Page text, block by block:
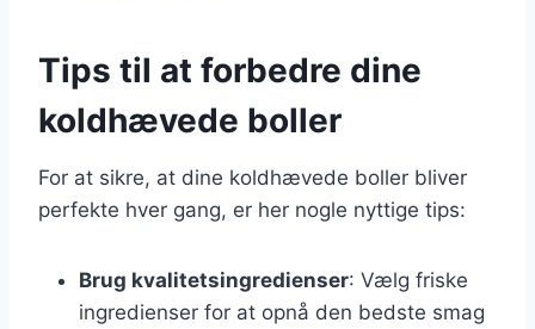
Tips til at forbedre dine
koldhævede boller
For at sikre, at dine koldhævede boller bliver
perfekte hver gang, er her nogle nyttige tips:
Brug kvalitetsingredienser: Vælg friske
ingredienser for at opnå den bedste smag